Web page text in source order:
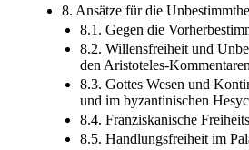
8. Ansätze für die
8.1. Gegen die
8.2. Willensfreiheit und
den Aristoteles-
8.3. Gottes Wesen und
und im byzantinischen
8.4. Franziskanische
8.5. Handlungsfreiheit im